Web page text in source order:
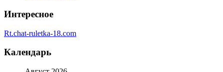
Интересное
Rt.chat-ruletka-18.com
Календарь